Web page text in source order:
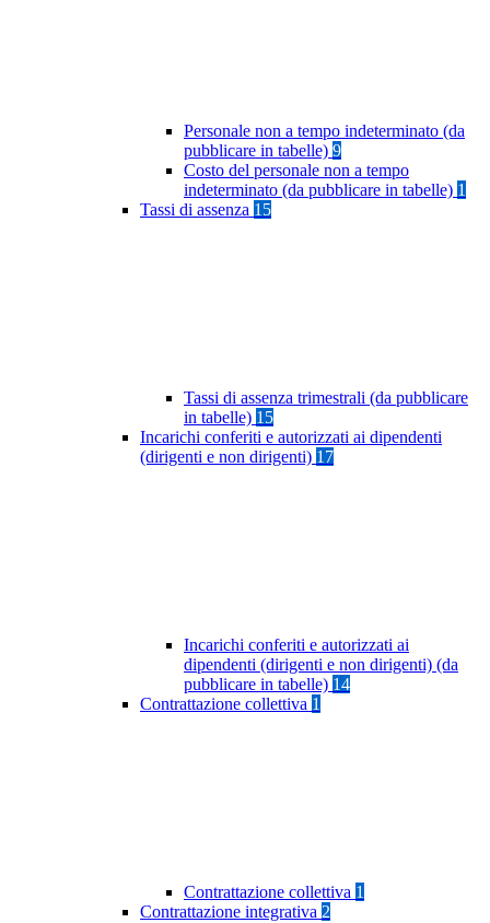
Personale non a tempo indeterminato (da
pubblicare in tabelle) 9
Costo del personale non a tempo
indeterminato (da pubblicare in tabelle) 1
Tassi di assenza 15
Tassi di assenza trimestrali (da pubblicare
in tabelle) 15
Incarichi conferiti e autorizzati ai dipendenti
(dirigenti e non dirigenti) 17
Incarichi conferiti e autorizzati ai
dipendenti (dirigenti e non dirigenti) (da
pubblicare in tabelle) 14
Contrattazione collettiva 1
Contrattazione collettiva 1
Contrattazione integrativa 2